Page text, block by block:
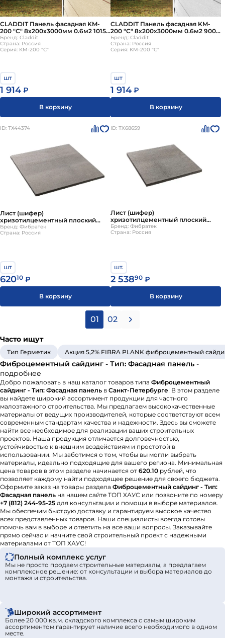
CLADDIT Панель фасадная KM-
200 "С" 8х200х3000мм 0.6м2 1015
светлая слоновая кость
Бренд: Claddit
Страна: Россия
Серия: KM-200 "С"
шт
1 914 ₽
В корзину
CLADDIT Панель фасадная KM-
200 "С" 8х200х3000мм 0.6м2 9003
белый
Бренд: Claddit
Страна: Россия
Серия: KM-200 "С"
шт
1 914 ₽
В корзину
ID: ТХ44374
Лист (шифер)
хризотилцементный плоский
непрессованный ЛПН
1500х1000х6 ГОСТ
Бренд: Фибратек
Страна: Россия
шт
62010 ₽
В корзину
ID: ТХ68659
Лист (шифер)
хризотилцементный плоский
прессованный ЛПП 3000х1500х8
ТУ
Бренд: Фибратек
Страна: Россия
шт.
2 53890 ₽
В корзину
01 02
Часто ищут
Тип Герметик Акция 5,2% FIBRA PLANK фиброцементный
Фиброцементный сайдинг - Тип: Фасадная панель -
подробнее
Добро пожаловать в наш каталог товаров типа Фиброцементный
сайдинг - Тип: Фасадная панель в Санкт-Петербурге! В этом разделе
вы найдете широкий ассортимент продукции для частного
малоэтажного строительства. Мы предлагаем высококачественные
материалы от ведущих производителей, которые соответствуют всем
современным стандартам качества и надежности. Здесь вы сможете
найти все необходимое для реализации ваших строительных
проектов. Наша продукция отличается долговечностью,
устойчивостью к внешним воздействиям и простотой в
использовании. Мы заботимся о том, чтобы вы могли выбрать
материалы, идеально подходящие для вашего региона. Минимальная
цена товаров в этом разделе начинается от 620.10 рублей, что
позволяет каждому найти подходящее решение для своего бюджета.
Оформите заказ на товары раздела Фиброцементный сайдинг - Тип:
Фасадная панель на нашем сайте ТОП ХАУС или позвоните по номеру
+7 (812) 244-95-25 для консультации и помощи в выборе материалов.
Мы обеспечим быструю доставку и гарантируем высокое качество
всех представленных товаров. Наши специалисты всегда готовы
помочь вам в выборе и ответить на все ваши вопросы. Заказывайте
прямо сейчас и начните свой строительный проект с надежными
материалами от ТОП ХАУС!
Полный комплекс услуг
Мы не просто продаем строительные материалы, а предлагаем
комплексное решение: от консультации и выбора материалов до
монтажа и строительства.
Широкий ассортимент
Более 20 000 кв.м. складского комплекса с самым широким
ассортиментом гарантирует наличие всего необходимого в одном
месте.